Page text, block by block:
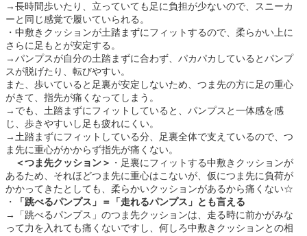
→長時間歩いたり、立っていても足に負担が少ないので、スニーカ
ーと同じ感覚で履いていられる。
・中敷きクッションが土踏まずにフィットするので、柔らかい上に
さらに足もとが安定する。
→パンプスが自分の土踏まずに合わず、パカパカしているとパンプ
スが脱げたり、転びやすい。
また、歩いていると足裏が安定しないため、つま先の方に足の重心
がきて、指先が痛くなってしまう。
→でも、土踏まずにフィットしていると、パンプスと一体感を感
じ、歩きやすいし足も疲れにくい。
→土踏まずにフィットしている分、足裏全体で支えているので、つ
ま先に重心がかからず指先が痛くない。
＜つま先クッション＞ ・足裏にフィットする中敷きクッションが
あるため、それほどつま先に重心はこないが、仮につま先に負荷が
かかってきたとしても、柔らかいクッションがあるから痛くない☆
・
「跳べるパンプス」＝「走れるパンプス」とも言える
→「跳べるパンプス」のつま先クッションは、走る時に前かがみな
って力を入れても痛くないですし、何しろ中敷きクッションとの相